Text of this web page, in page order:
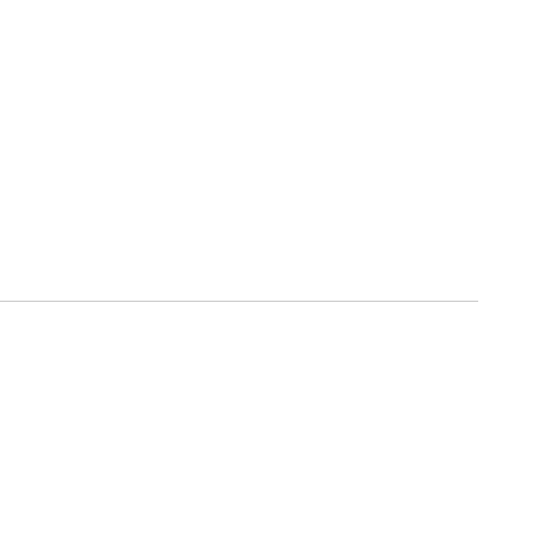
7:
WLAN-Tempo von Wi-Fi 7 an den DSL-Anschluss.
Vorteile auf den bereits genutzten Frequenzbändern
WLAN Mesh zur Verfügung. Die
Echtzeitanwendungen wie Virtual Reality,
auch aktuelle Anwendungen profitieren von
über große Distanzen und für viele mobile Geräte.
ins Smart Home der FRITZ!Box einbinden und